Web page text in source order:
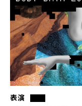
表演